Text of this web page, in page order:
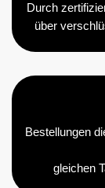
Durch
über
Bestellungen
gleichen